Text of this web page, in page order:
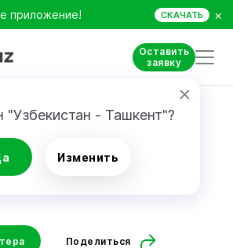
приложение! СКАЧАТЬ ×
Оставить
заявку
"Узбекистан - Ташкент"?
Изменить
и сервис
Поделиться